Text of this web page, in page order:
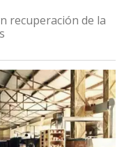
recuperación de la